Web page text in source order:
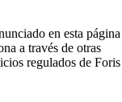
en esta página
a través de otras
regulados de Foris